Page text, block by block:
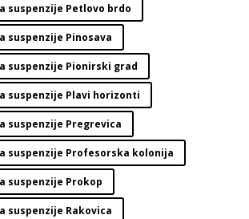
suspenzije Petlovo brdo
suspenzije Pinosava
suspenzije Pionirski grad
suspenzije Plavi horizonti
suspenzije Pregrevica
suspenzije Profesorska kolonija
suspenzije Prokop
suspenzije Rakovica